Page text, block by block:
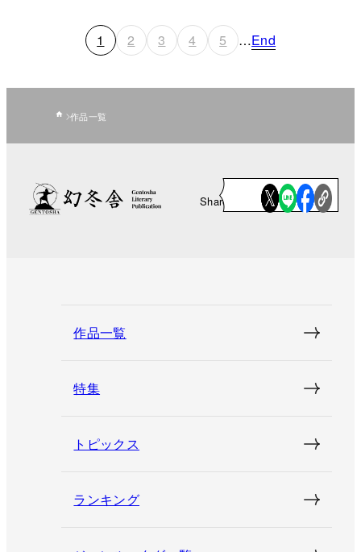
1 2 3 4 5 …End
作品一覧
Share
作品一覧
特集
トピックス
ランキング